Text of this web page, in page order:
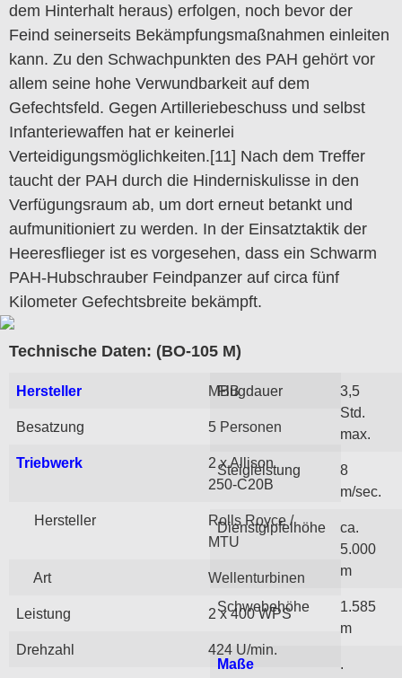
dem Hinterhalt heraus) erfolgen, noch bevor der
Feind seinerseits Bekämpfungsmaßnahmen einleiten
kann. Zu den Schwachpunkten des PAH gehört vor
allem seine hohe Verwundbarkeit auf dem
Gefechtsfeld. Gegen Artilleriebeschuss und selbst
Infanteriewaffen hat er keinerlei
Verteidigungsmöglichkeiten.[11] Nach dem Treffer
taucht der PAH durch die Hinderniskulisse in den
Verfügungsraum ab, um dort erneut betankt und
aufmunitioniert zu werden. In der Einsatztaktik der
Heeresflieger ist es vorgesehen, dass ein Schwarm
PAH-Hubschrauber Feindpanzer auf circa fünf
Kilometer Gefechtsbreite bekämpft.
Technische Daten: (BO-105 M)
Hersteller MBB
Besatzung 5 Personen
Triebwerk
2 x Allison
250-C20B
Hersteller
Rolls Royce /
MTU
Art Wellenturbinen
Leistung 2 x 400 WPS
Drehzahl 424 U/min.
Flugdauer
3,5
Std.
max.
Steigleistung
8
m/sec.
Dienstgipfelhöhe
ca.
5.000
m
Schwebehöhe
1.585
m
Maße